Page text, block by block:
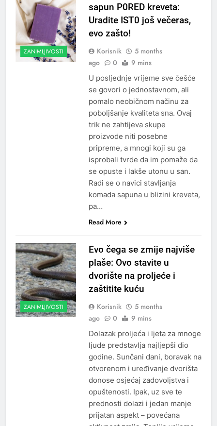
ZANIMLJIVOSTI
sapun P0RED kreveta:
Uradite IST0 još večeras,
evo zašto!
Korisnik
5 months
ago
0 9 mins
U posljednje vrijeme sve češće
se govori o jednostavnom, ali
pomalo neobičnom načinu za
poboljšanje kvaliteta sna. Ovaj
trik ne zahtijeva skupe
proizvode niti posebne
pripreme, a mnogi koji su ga
isprobali tvrde da im pomaže da
se opuste i lakše utonu u san.
Radi se o navici stavljanja
komada sapuna u blizini kreveta,
pa…
Read More
ZANIMLJIVOSTI
Evo čega se zmije najviše
plaše: Ovo stavite u
dvorište na proljeće i
zaštitite kuću
Korisnik
5 months
ago
0 9 mins
Dolazak proljeća i ljeta za mnoge
ljude predstavlja najljepši dio
godine. Sunčani dani, boravak na
otvorenom i uređivanje dvorišta
donose osjećaj zadovoljstva i
opuštenosti. Ipak, uz sve te
prednosti dolazi i jedan manje
prijatan aspekt – povećana